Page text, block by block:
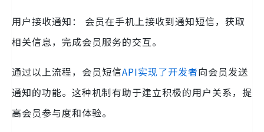
用户接收通知： 会员在手机上接收到通知短信，获取
相关信息，完成会员服务的交互。
通过以上流程，会员短信API实现了开发者向会员发送
通知的功能。这种机制有助于建立积极的用户关系，提
高会员参与度和体验。